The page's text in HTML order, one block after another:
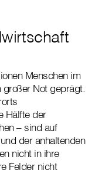
Menschen im
Not geprägt.
Hälfte der
– sind auf
der anhaltenden
nicht in ihre
Felder nicht